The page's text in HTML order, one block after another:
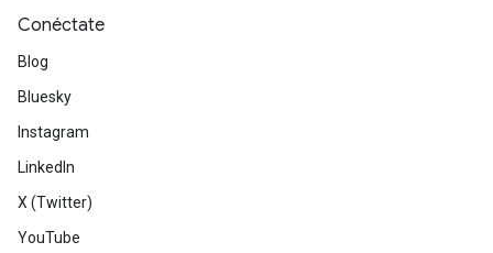
Conéctate
Blog
Bluesky
Instagram
LinkedIn
X (Twitter)
YouTube